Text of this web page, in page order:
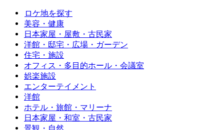
ロケ地を探す
美容・健康
日本家屋・屋敷・古民家
洋館・邸宅・広場・ガーデン
住宅・施設
オフィス・多目的ホール・会議室
娯楽施設
エンターテイメント
洋館
ホテル・旅館・マリーナ
日本家屋・和室・古民家